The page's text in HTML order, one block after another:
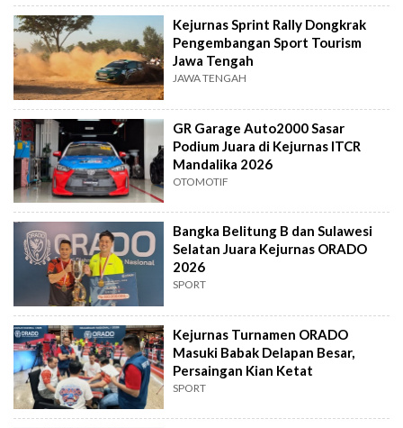
Kejurnas Sprint Rally Dongkrak
Pengembangan Sport Tourism
Jawa Tengah
JAWA TENGAH
GR Garage Auto2000 Sasar
Podium Juara di Kejurnas ITCR
Mandalika 2026
OTOMOTIF
Bangka Belitung B dan Sulawesi
Selatan Juara Kejurnas ORADO
2026
SPORT
Kejurnas Turnamen ORADO
Masuki Babak Delapan Besar,
Persaingan Kian Ketat
SPORT